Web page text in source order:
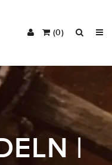
(0)
|